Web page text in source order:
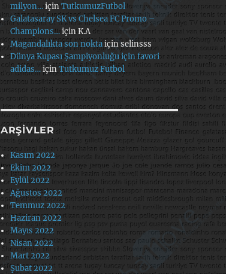
milyon…içinTutkumuzFutbol
Galatasaray SK vs Chelsea FC Promo –
Champions…içinK.A
Magandalıkta son noktaiçinselinsss
Dünya Kupası Şampiyonluğu için favori
adidas…içinTutkumuz Futbol
ARŞIVLER
Kasım 2022
Ekim 2022
Eylül 2022
Ağustos 2022
Temmuz 2022
Haziran 2022
Mayıs 2022
Nisan 2022
Mart 2022
Şubat 2022